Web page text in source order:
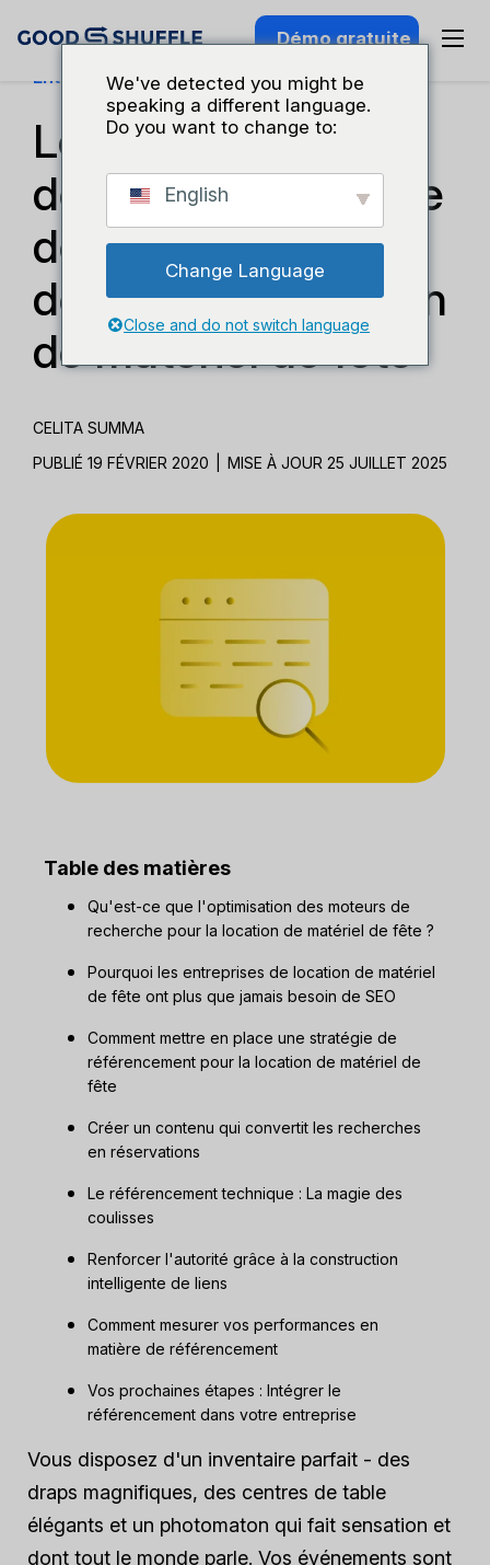
Démo gratuite
Entreprises Et Croissance
Le guide du
débutant en matière
de référencement
des sites de location
de matériel de fête
CELITA SUMMA
PUBLIÉ 19 FÉVRIER 2020
MISE À JOUR 25 JUILLET 2025
Table des matières
Qu'est-ce que l'optimisation des moteurs de
recherche pour la location de matériel de fête ?
Pourquoi les entreprises de location de matériel
de fête ont plus que jamais besoin de SEO
Comment mettre en place une stratégie de
référencement pour la location de matériel de
fête
Créer un contenu qui convertit les recherches
en réservations
Le référencement technique : La magie des
coulisses
Renforcer l'autorité grâce à la construction
intelligente de liens
Comment mesurer vos performances en
matière de référencement
Vos prochaines étapes : Intégrer le
référencement dans votre entreprise
Vous disposez d'un inventaire parfait - des
draps magnifiques, des centres de table
élégants et un photomaton qui fait sensation et
dont tout le monde parle. Vos événements sont
We've detected you might be
speaking a different language.
Do you want to change to:
English
Change Language
Close and do not switch language